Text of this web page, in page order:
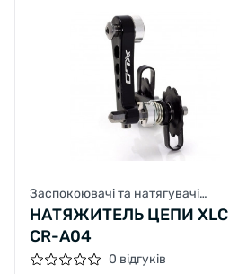
Заспокоювачі та натягувачі
велосипедного ланцюга
НАТЯЖИТЕЛЬ ЦЕПИ XLC
CR-A04
0 відгуків